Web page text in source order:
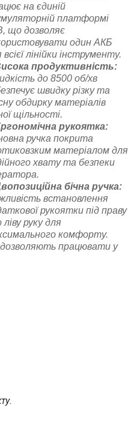
на єдиній
платформі
що дозволяє
один АКБ
всієї лінійки інструменту.
продуктивність:
до 8500 об/хв
швидку різку та
обдирку матеріалів
щільності.
рукоятка:
ручка покрита
матеріалом для
хвату та безпеки
бічна ручка:
встановлення
рукоятки під праву
ліву руку для
комфорту.
працювати у